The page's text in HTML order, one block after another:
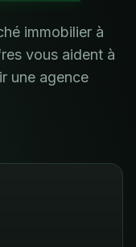
immobilier à
vous aident à
une agence